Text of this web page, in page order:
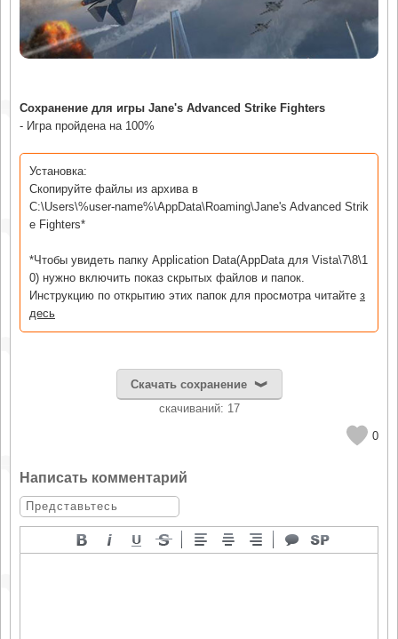
Сохранение для игры Jane's Advanced Strike Fighters
- Игра пройдена на 100%
Установка:
Скопируйте файлы из архива в
C:\Users\%user-name%\AppData\Roaming\Jane's Advanced Strik
e Fighters*
*Чтобы увидеть папку Application Data(AppData для Vista\7\8\1
0) нужно включить показ скрытых файлов и папок.
Инструкцию по открытию этих папок для просмотра читайте з
десь
Скачать сохранение
cкачиваний: 17
0
Написать комментарий